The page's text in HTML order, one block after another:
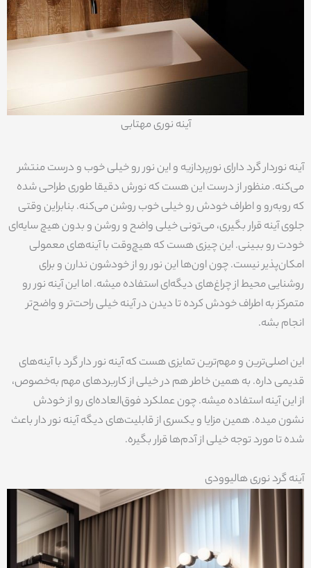
آینه نوری مهتابی
آینه نوردار گرد دارای نورپردازیه و این نور رو خیلی خوب و درست منتشر
می‌کنه. منظور از درست این هست که نورش دقیقا طوری طراحی شده
که روبه‌رو و اطراف خودش رو خیلی خوب روشن می‌کنه. بنابراین وقتی
جلوی آینه قرار بگیری، می‌تونی خیلی واضح و روشن و بدون هیچ سایه‌ای
خودت رو ببینی. این چیزی هست که هیچ‌وقت با آینه‌های معمولی
امکان‌پذیر نیست. چون اون‌ها این نور رو از خودشون ندارن و برای
روشنایی محیط از چراغ‌های دیگه‌ای استفاده میشه. اما این آینه نور رو
متمرکز به اطراف خودش کرده تا دیدن در آینه خیلی راحت‌تر و واضح‌تر
انجام بشه.
این اصلی‌ترین و مهم‌ترین تمایزی هست که آینه نور دار گرد با آینه‌های
قدیمی داره. به همین خاطر هم در خیلی از کاربردهای مهم به‌خصوص،
از این آینه استفاده میشه. چون عملکرد فوق‌العاده‌ای رو از خودش
نشون میده. همین مزایا و یکسری از قابلیت‌های دیگه آینه نور دار باعث
شده تا مورد توجه خیلی از آدم‌ها قرار بگیره.
آینه گرد نوری هالیوودی